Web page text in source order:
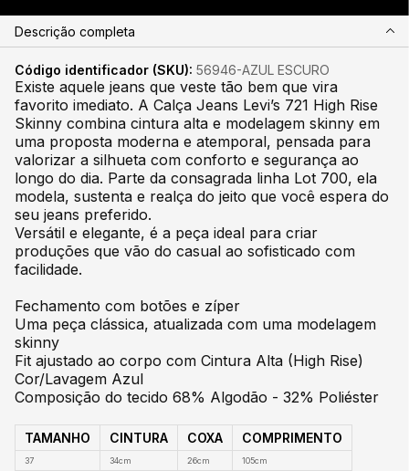
Descrição completa
Código identificador (SKU): 56946-AZUL ESCURO
Existe aquele jeans que veste tão bem que vira
favorito imediato. A Calça Jeans Levi’s 721 High Rise
Skinny combina cintura alta e modelagem skinny em
uma proposta moderna e atemporal, pensada para
valorizar a silhueta com conforto e segurança ao
longo do dia. Parte da consagrada linha Lot 700, ela
modela, sustenta e realça do jeito que você espera do
seu jeans preferido.
Versátil e elegante, é a peça ideal para criar
produções que vão do casual ao sofisticado com
facilidade.
Fechamento com botões e zíper
Uma peça clássica, atualizada com uma modelagem
skinny
Fit ajustado ao corpo com Cintura Alta (High Rise)
Cor/Lavagem Azul
Composição do tecido 68% Algodão - 32% Poliéster
TAMANHO CINTURA COXA COMPRIMENTO
37 34cm 26cm
105cm